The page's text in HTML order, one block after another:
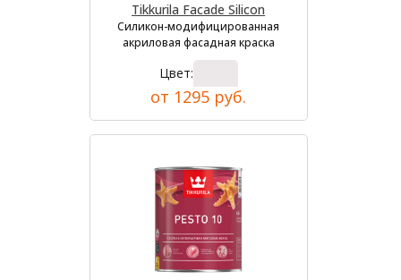
Tikkurila Facade Silicon
Силикон-модифицированная
акриловая фасадная краска
Цвет:
от 1295 руб.